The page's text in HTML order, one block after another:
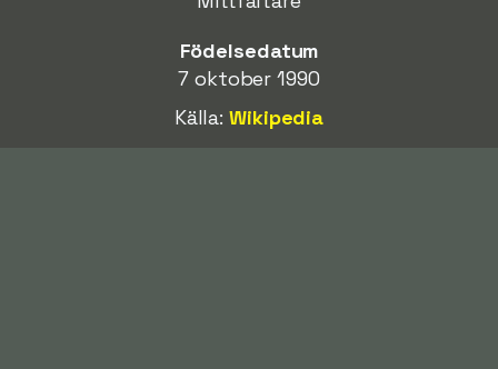
Födelsedatum
7 oktober 1990
Källa:Wikipedia